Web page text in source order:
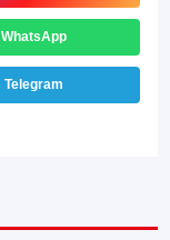
WhatsApp
Telegram